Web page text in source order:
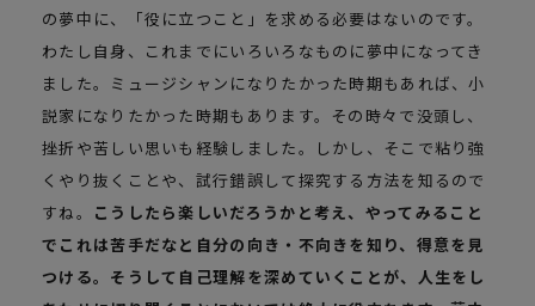
の夢中に、「役に立つこと」を求める必要はないのです。
わたし自身、これまでにいろいろなものに夢中になってき
ました。ミュージシャンになりたかった時期もあれば、小
説家になりたかった時期もあります。その時々で没頭し、
挫折や苦しい思いも経験しました。しかし、そこで粘り強
くやり抜くことや、試行錯誤して探究する方法を知るので
すね。
こうしたら楽しいだろうかと考え、やってみること
でこれは苦手だなと自分の向き・不向きを知り、得意を見
つける。そうして自己理解を深めていくことが、人生をし